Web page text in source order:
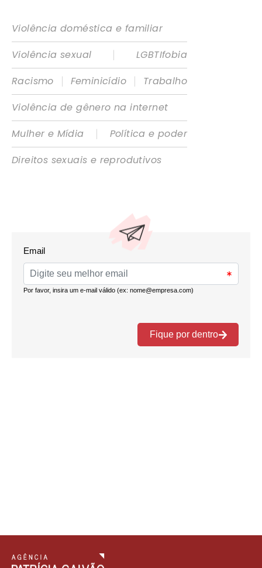
Violência doméstica e familiar
Violência sexual
|
LGBTIfobia
Racismo
| Feminicídio |
Trabalho
Violência de gênero na internet
Mulher e Mídia
|
Política e poder
Direitos sexuais e reprodutivos